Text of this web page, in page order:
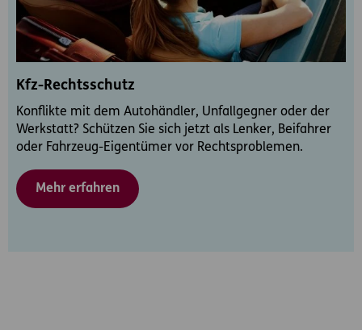
Kfz-Rechtsschutz
Konflikte mit dem Autohändler, Unfallgegner oder der
Werkstatt? Schützen Sie sich jetzt als Lenker, Beifahrer
oder Fahrzeug-Eigentümer vor Rechtsproblemen.
Mehr erfahren